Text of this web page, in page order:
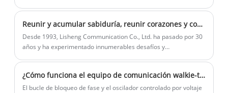
Reunir y acumular sabiduría, reunir corazones y compartir juntos: ¡la ceremonia anual de 2023 es un éxito!
Desde 1993, Lisheng Communication Co., Ltd. ha pasado por 30
años y ha experimentado innumerables desafíos y
¿Cómo funciona el equipo de comunicación walkie-talkie?
El bucle de bloqueo de fase y el oscilador controlado por voltaje